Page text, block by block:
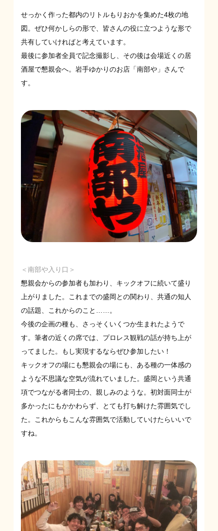
せっかく作った都内のリトルもりおかを集めた4枚の地
図。ぜひ何かしらの形で、皆さんの役に立つような形で
共有していければと考えています。
最後に参加者全員で記念撮影し、その後は会場近くの居
酒屋で懇親会へ。岩手ゆかりのお店「南部や」さんで
す。
＜南部や入り口＞
懇親会からの参加者も加わり、キックオフに続いて盛り
上がりました。これまでの盛岡との関わり、共通の知人
の話題、これからのこと……。
今後の企画の種も、さっそくいくつか生まれたようで
す。筆者の近くの席では、プロレス観戦の話が持ち上が
ってました。もし実現するならぜひ参加したい！
キックオフの場にも懇親会の場にも、ある種の一体感の
ような不思議な空気が流れていました。盛岡という共通
項でつながる者同士の、親しみのような。初対面同士が
多かったにもかかわらず、とても打ち解けた雰囲気でし
た。これからもこんな雰囲気で活動していけたらいいで
すね。